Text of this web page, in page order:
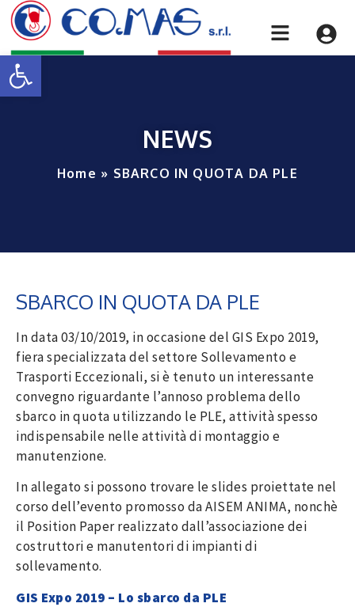
Apri la barra degli strumenti
NEWS
Home » SBARCO IN QUOTA DA PLE
SBARCO IN QUOTA DA PLE
In data 03/10/2019, in occasione del GIS Expo 2019,
fiera specializzata del settore Sollevamento e
Trasporti Eccezionali, si è tenuto un interessante
convegno riguardante l’annoso problema dello
sbarco in quota utilizzando le PLE, attività spesso
indispensabile nelle attività di montaggio e
manutenzione.
In allegato si possono trovare le slides proiettate nel
corso dell’evento promosso da AISEM ANIMA, nonchè
il Position Paper realizzato dall’associazione dei
costruttori e manutentori di impianti di
sollevamento.
GIS Expo 2019 – Lo sbarco da PLE